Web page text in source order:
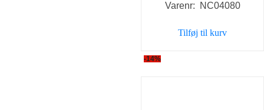
pris
35,00 kr..
pris
Varenr: NC04080
Tilføj til kurv
-14%